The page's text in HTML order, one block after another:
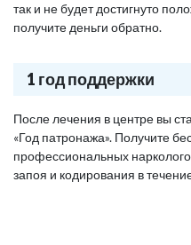
так и не будет достигнуто
получите деньги обратно.
1 год поддержки
После лечения в центре вы
«Год патронажа». Получите
профессиональных
запоя и кодирования в